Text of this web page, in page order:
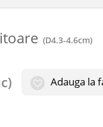
(D4.3-4.6cm)
) Adauga la